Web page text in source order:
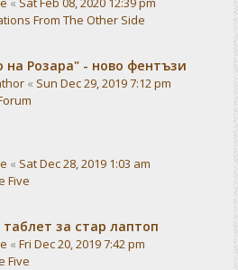
From The Other Side
на Розара" - ново фентъзи
« Sun Dec 29, 2019 7:12 pm
« Sat Dec 28, 2019 1:03 am
Five
за стар лаптоп
« Fri Dec 20, 2019 7:42 pm
Five